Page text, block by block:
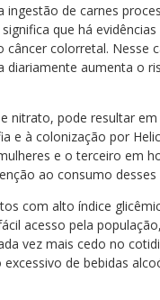
ingestão de carnes
que há
colorretal. Nesse
diariamente aumenta o
nitrato, pode resultar
e à colonização por
e o terceiro em
ao consumo desses
com alto índice
acesso pela
vez mais cedo no
de bebidas